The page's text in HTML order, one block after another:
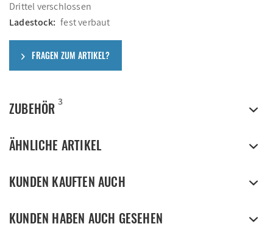
Drittel verschlossen
Ladestock: fest verbaut
FRAGEN ZUM ARTIKEL?
ZUBEHÖR 3
ÄHNLICHE ARTIKEL
KUNDEN KAUFTEN AUCH
KUNDEN HABEN AUCH GESEHEN